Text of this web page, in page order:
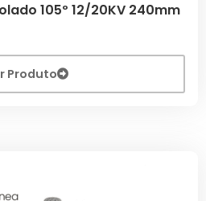
105º 12/20KV 240mm
Produto